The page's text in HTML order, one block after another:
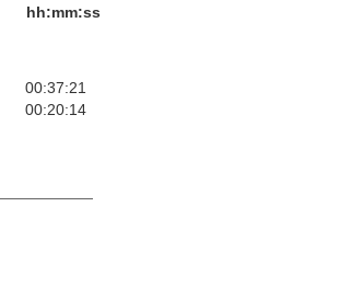
hh:mm:ss
00:37:21
00:20:14